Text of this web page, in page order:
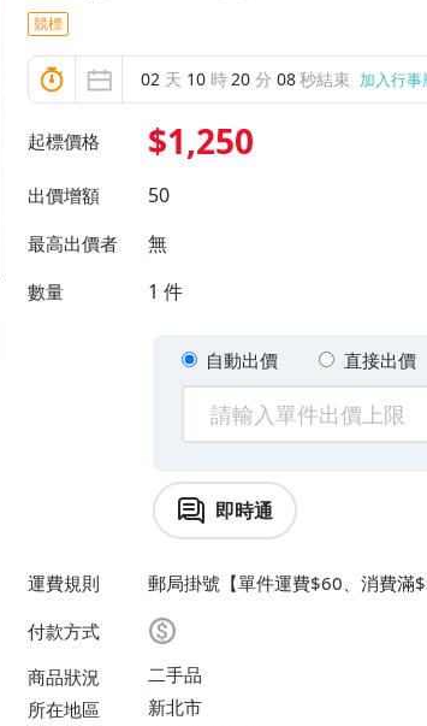
競標
02 天 10 時20 分 07秒結束 加入行事
起標價格 $1,250
出價增額 50
最高出價者 無
數量 1 件
自動出價 直接出價
即時通
運費規則
郵局掛號【單件運費$60、消費滿
付款方式
商品狀況
二手品
所在地區
新北市